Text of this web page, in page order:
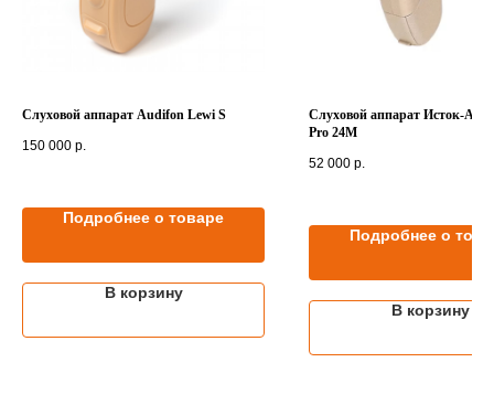
Слуховой аппарат Audifon Lewi S
150 000 р.
Подробнее о товаре
В корзину
Слуховой аппарат Исток-
Pro 24M
52 000 р.
Подробнее о
В корзину